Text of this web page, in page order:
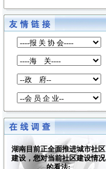
湖南目前正全面推进城市社区
建设，您对当前社区建设情况
的看法: